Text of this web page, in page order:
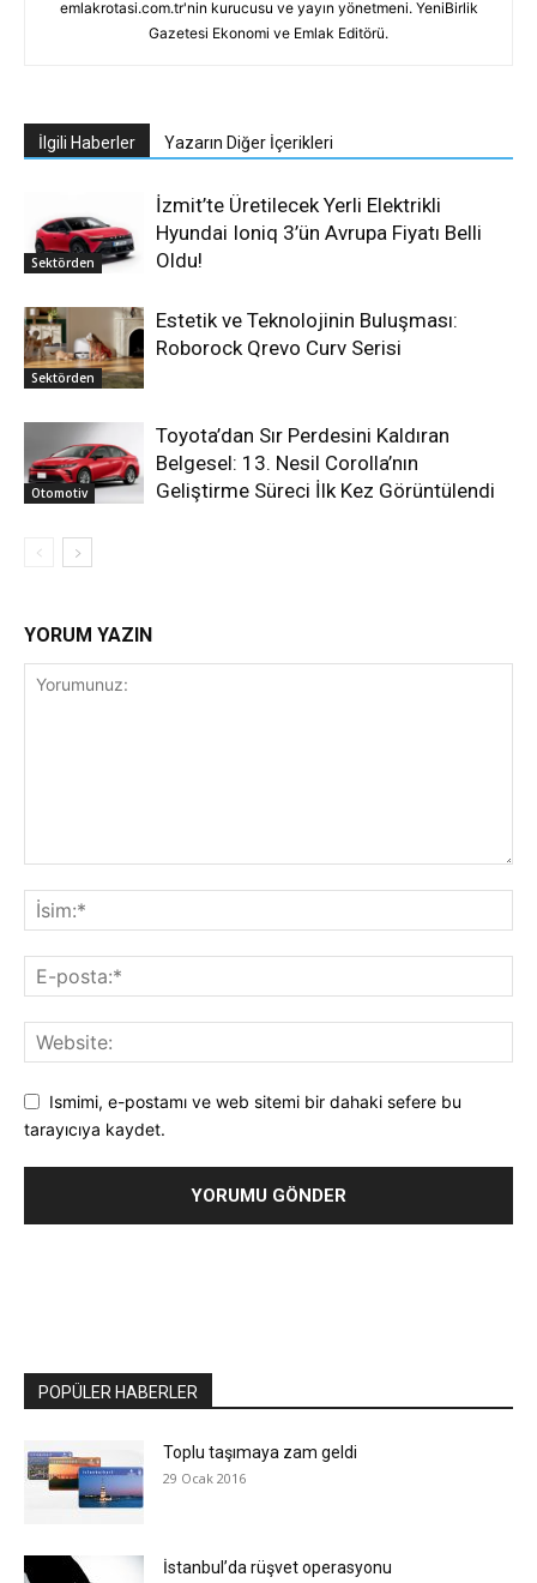
emlakrotasi.com.tr'nin kurucusu ve yayın yönetmeni. YeniBirlik
Gazetesi Ekonomi ve Emlak Editörü.
İlgili Haberler Yazarın Diğer İçerikleri
Sektörden
İzmit’te Üretilecek Yerli Elektrikli
Hyundai Ioniq 3’ün Avrupa Fiyatı Belli
Oldu!
Sektörden
Estetik ve Teknolojinin Buluşması:
Roborock Qrevo Curv Serisi
Otomotiv
Toyota’dan Sır Perdesini Kaldıran
Belgesel: 13. Nesil Corolla’nın
Geliştirme Süreci İlk Kez Görüntülendi
YORUM YAZIN
Ismimi, e-postamı ve web sitemi bir dahaki sefere bu
tarayıcıya kaydet.
POPÜLER HABERLER
Toplu taşımaya zam geldi
29 Ocak 2016
İstanbul’da rüşvet operasyonu